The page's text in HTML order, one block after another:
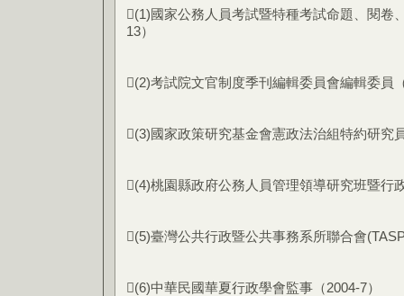
(1)國家公務人員考試暨特種考試命題、閱卷
13）
(2)考試院文官制度季刊編輯委員會編輯委員
(3)國家政策研究基金會憲政法治組特約研究
(4)桃園縣政府公務人員管理領導研究班暨行
(5)臺灣公共行政暨公共事務系所聯合會
(6)中華民國華夏行政學會監事（2004-7）